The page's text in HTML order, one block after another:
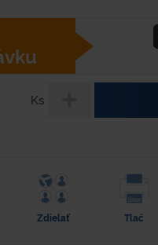
Ks
Zdielať Tlač